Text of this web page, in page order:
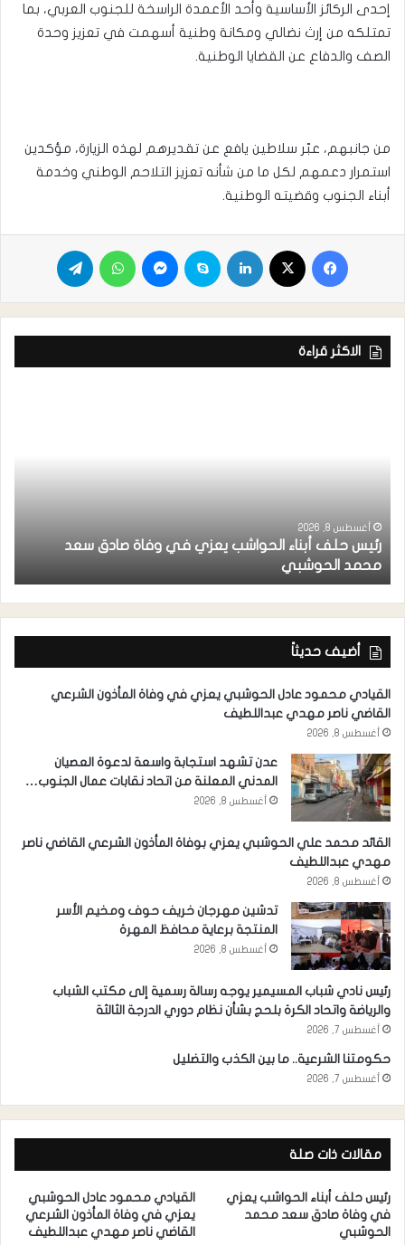
إحدى الركائز الأساسية وأحد الأعمدة الراسخة للجنوب العربي، بما
تمتلكه من إرث نضالي ومكانة وطنية أسهمت في تعزيز وحدة
الصف والدفاع عن القضايا الوطنية.
من جانبهم، عبّر سلاطين يافع عن تقديرهم لهذه الزيارة، مؤكدين
استمرار دعمهم لكل ما من شأنه تعزيز التلاحم الوطني وخدمة
أبناء الجنوب وقضيته الوطنية.
الاكثر قراءة
أغسطس 8, 2026
رئيس حلف أبناء الحواشب يعزي في وفاة صادق سعد
محمد الحوشبي
أضيف حديثاً
القيادي محمود عادل الحوشبي يعزي في وفاة المأذون الشرعي
القاضي ناصر مهدي عبداللطيف
أغسطس 8, 2026
عدن تشهد استجابة واسعة لدعوة العصيان
المدني المعلنة من اتحاد نقابات عمال الجنوب…
أغسطس 8, 2026
القائد محمد علي الحوشبي يعزي بوفاة المأذون الشرعي القاضي ناصر
مهدي عبداللطيف
أغسطس 8, 2026
تدشين مهرجان خريف حوف ومخيم الأسر
المنتجة برعاية محافظ المهرة
أغسطس 8, 2026
رئيس نادي شباب المسيمير يوجه رسالة رسمية إلى مكتب الشباب
والرياضة واتحاد الكرة بلحج بشأن نظام دوري الدرجة الثالثة
أغسطس 7, 2026
حكومتنا الشرعية.. ما بين الكذب والتضليل
أغسطس 7, 2026
مقالات ذات صلة
رئيس حلف أبناء الحواشب يعزي
في وفاة صادق سعد محمد
الحوشبي
القيادي محمود عادل الحوشبي
يعزي في وفاة المأذون الشرعي
القاضي ناصر مهدي عبداللطيف